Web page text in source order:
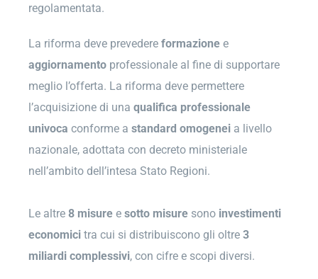
regolamentata.
La riforma deve prevedere formazionee
aggiornamentoprofessionale al fine di supportare
meglio l’offerta. La riforma deve permettere
l’acquisizione di una qualifica professionale
univoca conforme a standard omogeneia livello
nazionale, adottata con decreto ministeriale
nell’ambito dell’intesa Stato Regioni.
Le altre8 misuree sotto misuresono investimenti
economicitra cui si distribuiscono gli oltre 3
miliardi complessivi, con cifre e scopi diversi.